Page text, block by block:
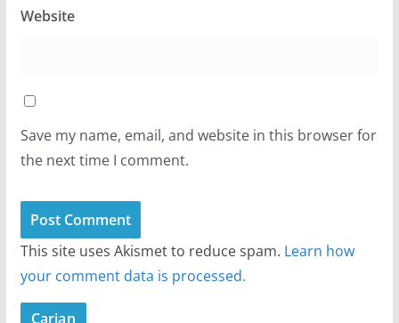
Website
Save my name, email, and website in this browser for
the next time I comment.
This site uses Akismet to reduce spam. Learn how
your comment data is processed.
Carian